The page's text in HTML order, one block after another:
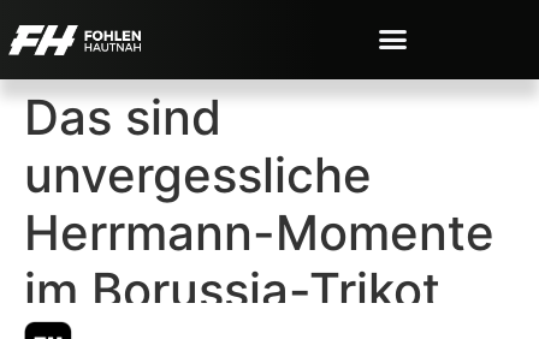
Das sind
unvergessliche
Herrmann-Momente
im Borussia-Trikot